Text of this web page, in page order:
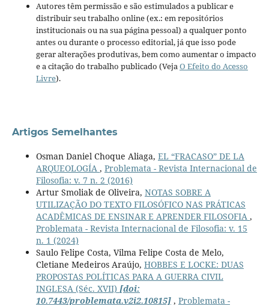
Autores têm permissão e são estimulados a publicar e
distribuir seu trabalho online (ex.: em repositórios
institucionais ou na sua página pessoal) a qualquer ponto
antes ou durante o processo editorial, já que isso pode
gerar alterações produtivas, bem como aumentar o impacto
e a citação do trabalho publicado (VejaO Efeito do Acesso
Livre).
Artigos Semelhantes
Osman Daniel Choque Aliaga, EL “FRACASO” DE LA
ARQUEOLOGÍA , Problemata - Revista Internacional de
Filosofia: v. 7 n. 2 (2016)
Artur Smoliak de Oliveira, NOTAS SOBRE A
UTILIZAÇÃO DO TEXTO FILOSÓFICO NAS PRÁTICAS
ACADÊMICAS DE ENSINAR E APRENDER FILOSOFIA ,
Problemata - Revista Internacional de Filosofia: v. 15
n. 1 (2024)
Saulo Felipe Costa, Vilma Felipe Costa de Melo,
Cletiane Medeiros Araújo, HOBBES E LOCKE: DUAS
PROPOSTAS POLÍTICAS PARA A GUERRA CIVIL
INGLESA (Séc. XVII) [doi:
10.7443/problemata.v2i2.10815], Problemata -